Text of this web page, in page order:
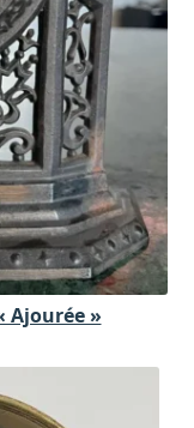
Ajourée »